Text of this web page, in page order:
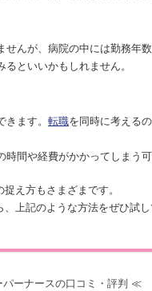
んが、病院の中には勤務年
といいかもしれません。
ます。 転職を同時に考える
間や経費がかかってしまう可
え方もさまざまです。
上記のような方法をぜひ試し
パーナースの口コミ・評判 ≪